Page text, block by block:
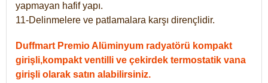
yapmayan hafif yapı.
11-Delinmelere ve patlamalara karşı dirençlidir.
Duffmart Premio Alüminyum radyatörü kompakt
girişli,kompakt ventilli ve çekirdek termostatik vana
girişli olarak satın alabilirsiniz.